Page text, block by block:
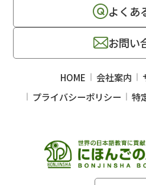
よくあ
お問い
HOME 会社案内
プライバシーポリシー
特